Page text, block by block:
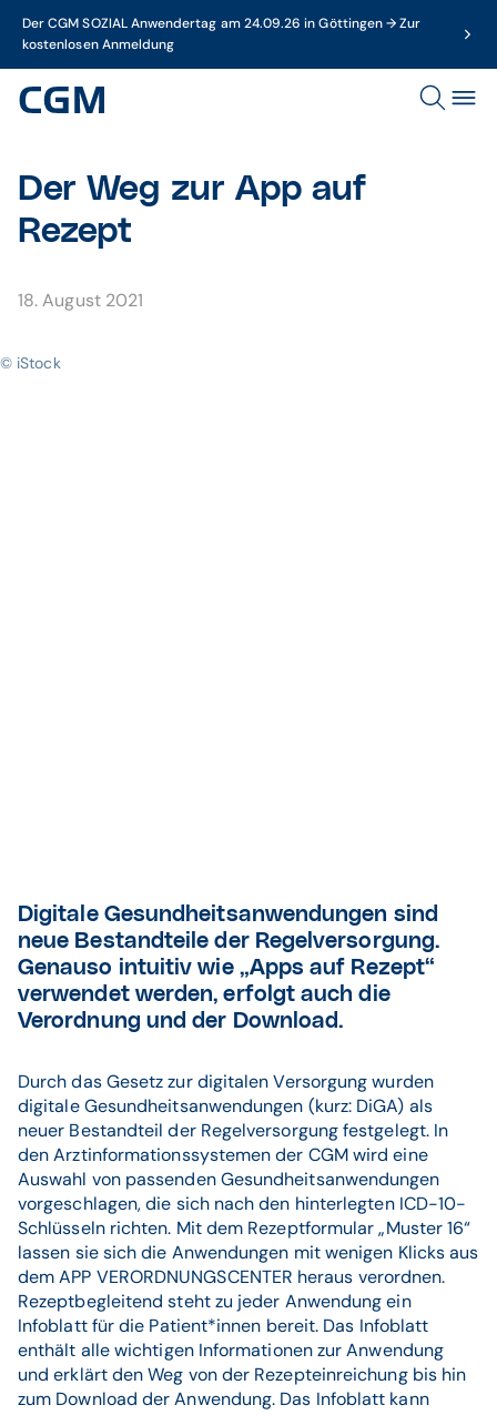
Der CGM SOZIAL Anwendertag am 24.09.26 in Göttingen → Zur
kostenlosen Anmeldung
Der Weg zur App auf
Rezept
18. August 2021
© iStock
Digitale Gesundheitsanwendungen sind
neue Bestandteile der Regelversorgung.
Genauso intuitiv wie „Apps auf Rezept“
verwendet werden, erfolgt auch die
Verordnung und der Download.
Durch das Gesetz zur digitalen Versorgung wurden
digitale Gesundheitsanwendungen (kurz: DiGA) als
neuer Bestandteil der Regelversorgung festgelegt. In
den Arztinformationssystemen der CGM wird eine
Auswahl von passenden Gesundheitsanwendungen
vorgeschlagen, die sich nach den hinterlegten ICD-10-
Schlüsseln richten. Mit dem Rezeptformular „Muster 16“
lassen sie sich die Anwendungen mit wenigen Klicks aus
dem APP VERORDNUNGSCENTER heraus verordnen.
Rezeptbegleitend steht zu jeder Anwendung ein
Infoblatt für die Patient*innen bereit. Das Infoblatt
enthält alle wichtigen Informationen zur Anwendung
und erklärt den Weg von der Rezepteinreichung bis hin
zum Download der Anwendung. Das Infoblatt kann